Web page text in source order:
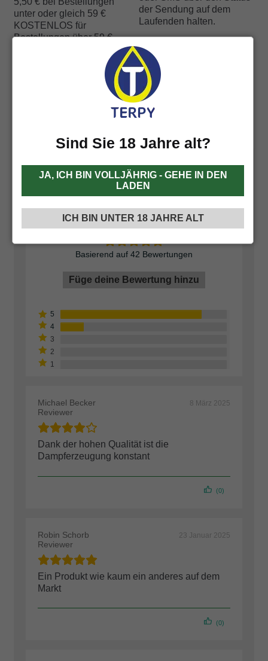
unter oder gleich 59 €
KOSTENLOS für
Bestellungen über 59 €
Debitkarte auf der Website
oder per Nachnahme direkt
der Sendung auf dem
Laufenden halten.
Kundendienst:
Per E-Mail:
info@terpy.de
Mo-Fr 10-17 Uhr
Facebook Messenger
42 Bewertungen fürI JUST MINI
Widerstände
4,9
Basierend auf 42 Bewertungen
Füge deine Bewertung hinzu
Michael Becker
Reviewer
8 März 2025
Dank der hohen Qualität ist die
Dampferzeugung konstant
(0)
Robin Schorb
Reviewer
23 Januar 2025
Ein Produkt wie kaum ein anderes auf dem
Markt
(0)
Sind Sie 18 Jahre alt?
JA, ICH BIN VOLLJÄHRIG - GEHE IN DEN
LADEN
ICH BIN UNTER 18 JAHRE ALT